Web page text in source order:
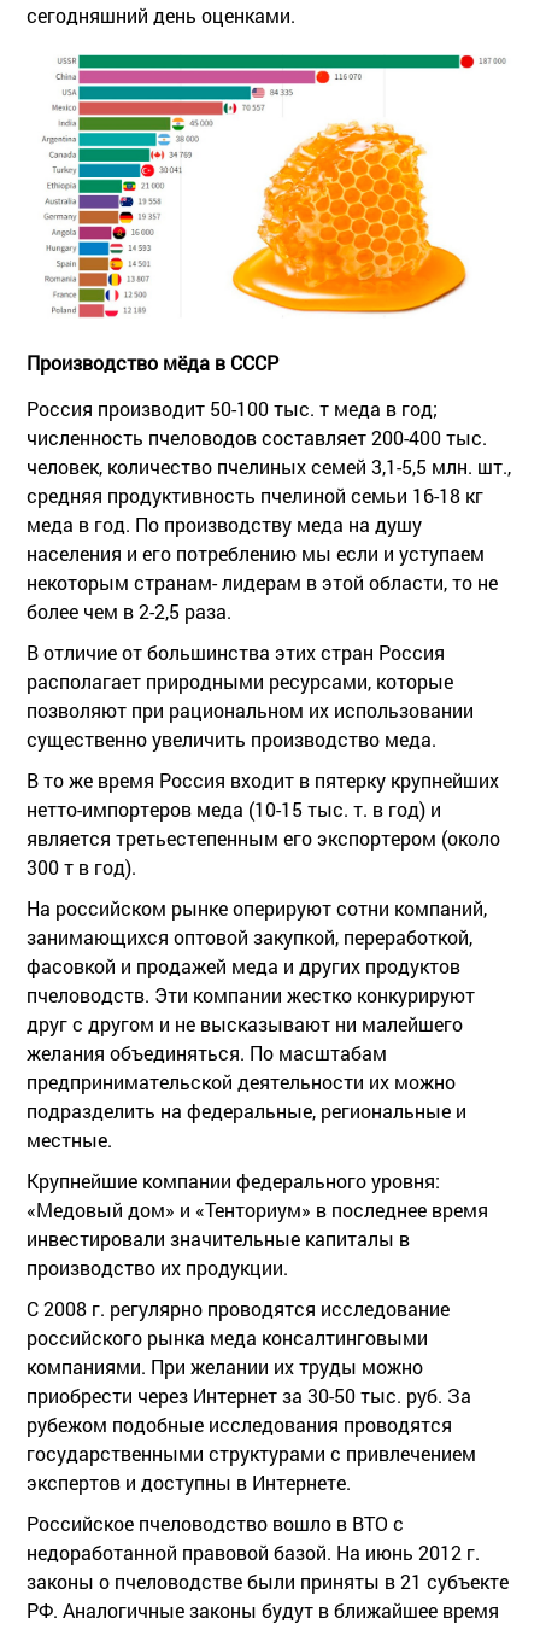
сегодняшний день оценками.
Производство мёда в СССР
Россия производит 50-100 тыс. т меда в год;
численность пчеловодов составляет 200-400 тыс.
человек, количество пчелиных семей 3,1-5,5 млн. шт.,
средняя продуктивность пчелиной семьи 16-18 кг
меда в год. По производству меда на душу
населения и его потреблению мы если и уступаем
некоторым странам- лидерам в этой области, то не
более чем в 2-2,5 раза.
В отличие от большинства этих стран Россия
располагает природными ресурсами, которые
позволяют при рациональном их использовании
существенно увеличить производство меда.
В то же время Россия входит в пятерку крупнейших
нетто-импортеров меда (10-15 тыс. т. в год) и
является третьестепенным его экспортером (около
300 т в год).
На российском рынке оперируют сотни компаний,
занимающихся оптовой закупкой, переработкой,
фасовкой и продажей меда и других продуктов
пчеловодств. Эти компании жестко конкурируют
друг с другом и не высказывают ни малейшего
желания объединяться. По масштабам
предпринимательской деятельности их можно
подразделить на федеральные, региональные и
местные.
Крупнейшие компании федерального уровня:
«Медовый дом» и «Тенториум» в последнее время
инвестировали значительные капиталы в
производство их продукции.
С 2008 г. регулярно проводятся исследование
российского рынка меда консалтинговыми
компаниями. При желании их труды можно
приобрести через Интернет за 30-50 тыс. руб. За
рубежом подобные исследования проводятся
государственными структурами с привлечением
экспертов и доступны в Интернете.
Российское пчеловодство вошло в ВТО с
недоработанной правовой базой. На июнь 2012 г.
законы о пчеловодстве были приняты в 21 субъекте
РФ. Аналогичные законы будут в ближайшее время